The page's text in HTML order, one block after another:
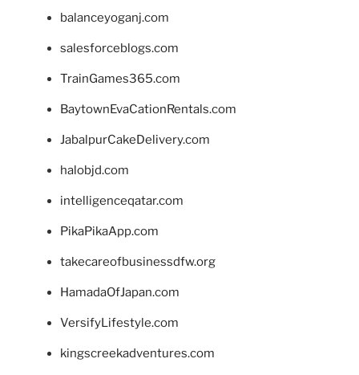
balanceyoganj.com
salesforceblogs.com
TrainGames365.com
BaytownEvaCationRentals.com
JabalpurCakeDelivery.com
halobjd.com
intelligenceqatar.com
PikaPikaApp.com
takecareofbusinessdfw.org
HamadaOfJapan.com
VersifyLifestyle.com
kingscreekadventures.com